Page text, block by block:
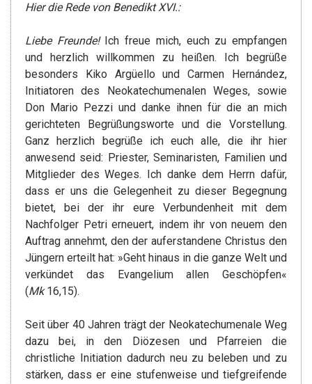
Hier die Rede von Benedikt XVI.:
Liebe Freunde!Ich freue mich, euch zu empfangen
und herzlich willkommen zu heißen. Ich begrüße
besonders Kiko Argüello und Carmen Hernández,
Initiatoren des Neokatechumenalen Weges, sowie
Don Mario Pezzi und danke ihnen für die an mich
gerichteten Begrüßungsworte und die Vorstellung.
Ganz herzlich begrüße ich euch alle, die ihr hier
anwesend seid: Priester, Seminaristen, Familien und
Mitglieder des Weges. Ich danke dem Herrn dafür,
dass er uns die Gelegenheit zu dieser Begegnung
bietet, bei der ihr eure Verbundenheit mit dem
Nachfolger Petri erneuert, indem ihr von neuem den
Auftrag annehmt, den der auferstandene Christus den
Jüngern erteilt hat: »Geht hinaus in die ganze Welt und
verkündet das Evangelium allen Geschöpfen«
(Mk16,15).
Seit über 40 Jahren trägt der Neokatechumenale Weg
dazu bei, in den Diözesen und Pfarreien die
christliche Initiation dadurch neu zu beleben und zu
stärken, dass er eine stufenweise und tiefgreifende